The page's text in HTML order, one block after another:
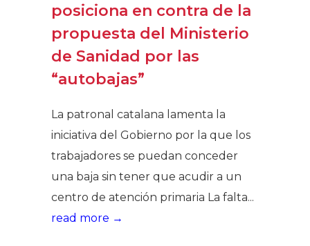
posiciona en contra de la
propuesta del Ministerio
de Sanidad por las
“autobajas”
La patronal catalana lamenta la
iniciativa del Gobierno por la que los
trabajadores se puedan conceder
una baja sin tener que acudir a un
centro de atención primaria La falta...
read more →